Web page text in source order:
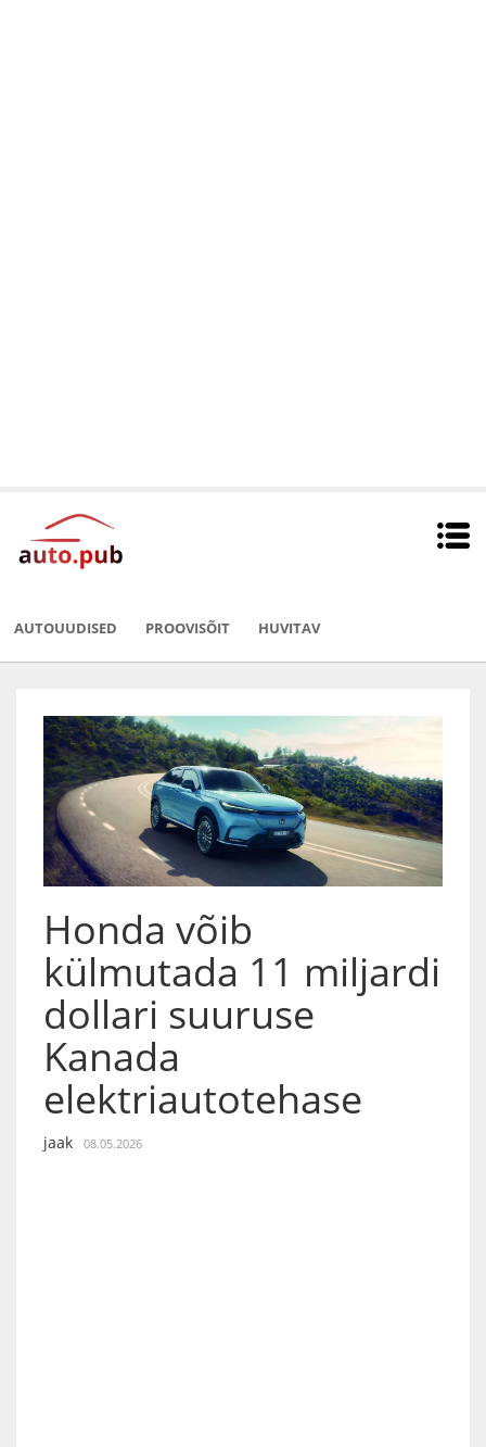
AUTOUUDISED PROOVISÕIT HUVITAV
Honda võib
külmutada 11 miljardi
dollari suuruse
Kanada
elektriautotehase
jaak 08.05.2026